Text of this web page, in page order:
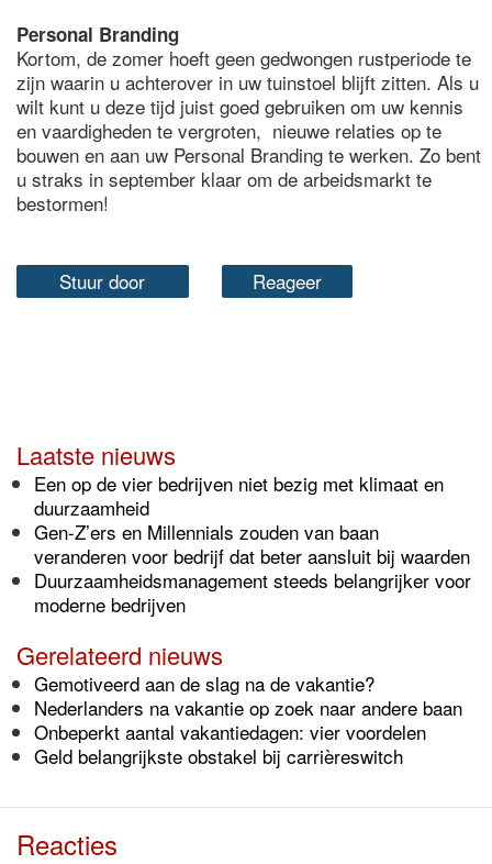
Personal Branding
Kortom, de zomer hoeft geen gedwongen rustperiode te
zijn waarin u achterover in uw tuinstoel blijft zitten. Als u
wilt kunt u deze tijd juist goed gebruiken om uw kennis
en vaardigheden te vergroten, nieuwe relaties op te
bouwen en aan uw Personal Branding te werken. Zo bent
u straks in september klaar om de arbeidsmarkt te
bestormen!
Stuur door Reageer
Laatste nieuws
Een op de vier bedrijven niet bezig met klimaat en
duurzaamheid
Gen-Z’ers en Millennials zouden van baan
veranderen voor bedrijf dat beter aansluit bij waarden
Duurzaamheidsmanagement steeds belangrijker voor
moderne bedrijven
Gerelateerd nieuws
Gemotiveerd aan de slag na de vakantie?
Nederlanders na vakantie op zoek naar andere baan
Onbeperkt aantal vakantiedagen: vier voordelen
Geld belangrijkste obstakel bij carrièreswitch
Reacties